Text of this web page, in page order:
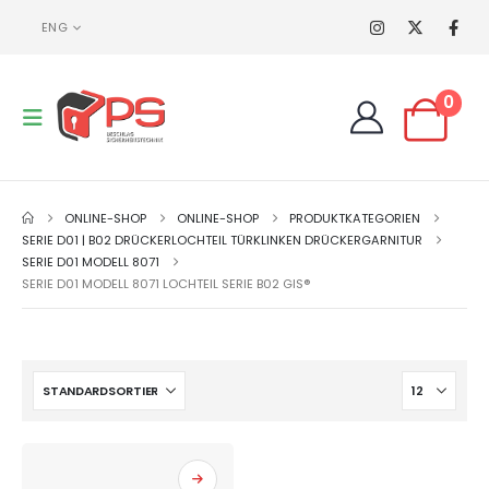
ENG
0
ONLINE-SHOP ONLINE-SHOP
PRODUKTKATEGORIEN
SERIE D01 | B02 DRÜCKERLOCHTEIL TÜRKLINKEN DRÜCKERGARNITUR
SERIE D01 MODELL 8071
SERIE D01 MODELL 8071 LOCHTEIL SERIE B02 GIS®